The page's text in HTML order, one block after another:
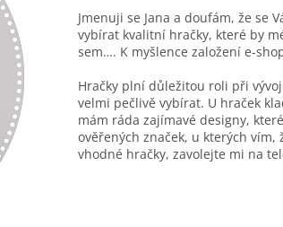
Jmenuji se Jana a doufám, že se
vybírat kvalitní hračky, které by
sem…. K myšlence založení e-
Hračky plní důležitou roli při
velmi pečlivě vybírat. U hraček
mám ráda zajímavé designy,
ověřených značek, u kterých vím,
vhodné hračky, zavolejte mi na